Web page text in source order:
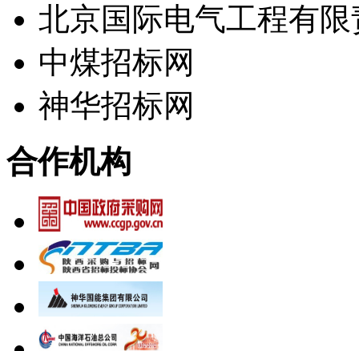
北京国际电气工程有
中煤招标网
神华招标网
合作机构